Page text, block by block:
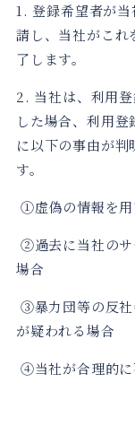
1. 登録希望者が
請し、当社がこれ
了します。
2. 当社は、利用
した場合、利用
に以下の事由が判
す。
①虚偽の情報を
②過去に当社のサ
場合
③暴力団等の反社
が疑われる場合
④当社が合理的に